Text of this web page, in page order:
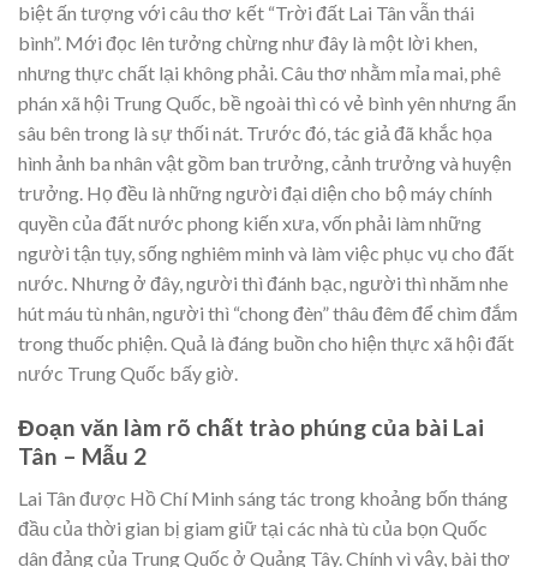
biệt ấn tượng với câu thơ kết “Trời đất Lai Tân vẫn thái
bình”. Mới đọc lên tưởng chừng như đây là một lời khen,
nhưng thực chất lại không phải. Câu thơ nhằm mỉa mai, phê
phán xã hội Trung Quốc, bề ngoài thì có vẻ bình yên nhưng ẩn
sâu bên trong là sự thối nát. Trước đó, tác giả đã khắc họa
hình ảnh ba nhân vật gồm ban trưởng, cảnh trưởng và huyện
trưởng. Họ đều là những người đại diện cho bộ máy chính
quyền của đất nước phong kiến xưa, vốn phải làm những
người tận tụy, sống nghiêm minh và làm việc phục vụ cho đất
nước. Nhưng ở đây, người thì đánh bạc, người thì nhăm nhe
hút máu tù nhân, người thì “chong đèn” thâu đêm để chìm đắm
trong thuốc phiện. Quả là đáng buồn cho hiện thực xã hội đất
nước Trung Quốc bấy giờ.
Đoạn văn làm rõ chất trào phúng của bài Lai
Tân – Mẫu 2
Lai Tân được Hồ Chí Minh sáng tác trong khoảng bốn tháng
đầu của thời gian bị giam giữ tại các nhà tù của bọn Quốc
dân đảng của Trung Quốc ở Quảng Tây. Chính vì vậy, bài thơ